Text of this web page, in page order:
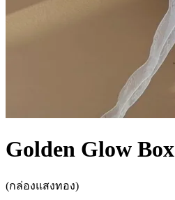
Golden Glow Box
(กล่องแสงทอง)